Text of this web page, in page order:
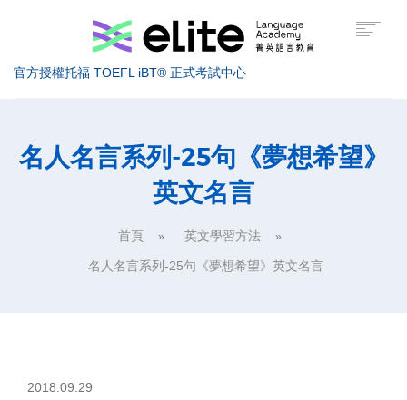
官方授權托福 TOEFL iBT® 正式考試中心
托福考試介紹
名人名言系列-25句《夢想希望》
英文名言
首頁 英文學習方法
名人名言系列-25句《夢想希望》英文名言
2018.09.29